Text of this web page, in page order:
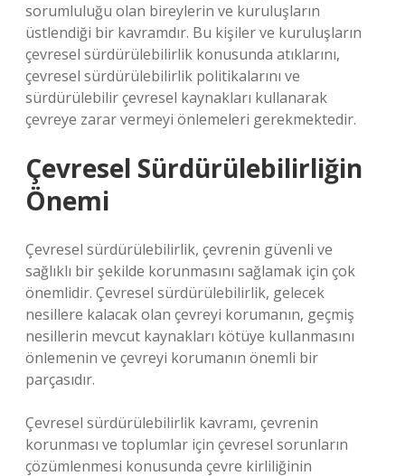
sorumluluğu olan bireylerin ve kuruluşların
üstlendiği bir kavramdır. Bu kişiler ve kuruluşların
çevresel sürdürülebilirlik konusunda atıklarını,
çevresel sürdürülebilirlik politikalarını ve
sürdürülebilir çevresel kaynakları kullanarak
çevreye zarar vermeyi önlemeleri gerekmektedir.
Çevresel Sürdürülebilirliğin
Önemi
Çevresel sürdürülebilirlik, çevrenin güvenli ve
sağlıklı bir şekilde korunmasını sağlamak için çok
önemlidir. Çevresel sürdürülebilirlik, gelecek
nesillere kalacak olan çevreyi korumanın, geçmiş
nesillerin mevcut kaynakları kötüye kullanmasını
önlemenin ve çevreyi korumanın önemli bir
parçasıdır.
Çevresel sürdürülebilirlik kavramı, çevrenin
korunması ve toplumlar için çevresel sorunların
çözümlenmesi konusunda çevre kirliliğinin